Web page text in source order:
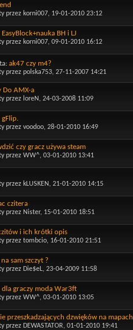
przez korni007, 19-01-2010 23:12
BH i LJ
przez korni007, 09-01-2010 16:12
ak47 czy m4?
przez polska753, 27-11-2007 14:21
Do AMX-a
przez loreN , 24-03-2008 11:09
gFlip.
przez voodoo, 28-01-2010 16:49
czy gracz używa steam
przez WW^, 03-01-2010 13:41
przez kLUSKEN , 21-01-2010 14:15
czitera
przez Nister, 15-01-2010 18:51
i ich krótki opis
przez tombcio, 16-01-2010 21:51
sam szczyt ?
przez Die$eL, 23-04-2009 11:58
dla graczy moda War3ft
przez WW^, 03-01-2010 13:05
przeszkadzających dzwięków na mapach
przez DEWASTATOR, 01-01-2010 19:41